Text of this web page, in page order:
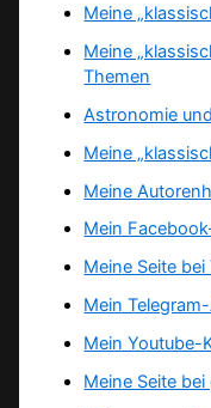
Meine
Meine
Themen
Astronomie
Meine
Meine
Mein
Meine Seite
Mein
Mein Youtube-
Meine Seite